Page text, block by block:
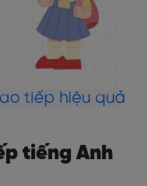
tiếp hiệu quả
tiếng Anh